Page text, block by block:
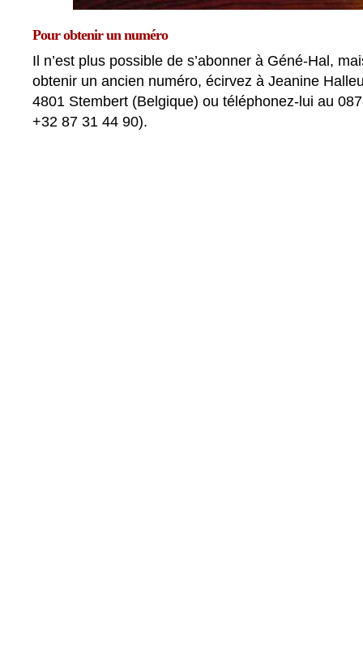
Pour obtenir un numéro
Il n’est plus possible de s’abonner à Géné-Hal,
obtenir un ancien numéro, écirvez à Jeanine
4801 Stembert (Belgique) ou téléphonez-lui au
+32 87 31 44 90).